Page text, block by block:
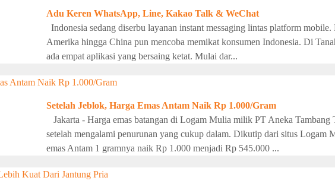
Adu Keren WhatsApp, Line, Kakao Talk & WeChat
Indonesia sedang diserbu layanan instant messaging lintas platform
Amerika hingga China pun mencoba memikat konsumen Indonesia. Di
ada empat aplikasi yang bersaing ketat. Mulai dar...
Setelah Jeblok, Harga Emas Antam Naik Rp 1.000/Gram
Jakarta - Harga emas batangan di Logam Mulia milik PT Aneka
setelah mengalami penurunan yang cukup dalam. Dikutip dari situs Logam
emas Antam 1 gramnya naik Rp 1.000 menjadi Rp 545.000 ...